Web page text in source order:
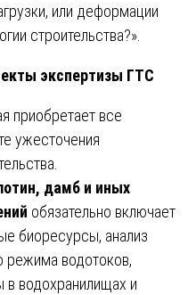
или деформации
строительства?».
экспертизы ГТС
приобретает все
ужесточения
дамб и иных
обязательно включает
биоресурсы, анализ
режима водотоков,
в водохранилищах и